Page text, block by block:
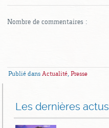
Nombre de commentaires :
Publié dans Actualité,Presse
Les dernières actus